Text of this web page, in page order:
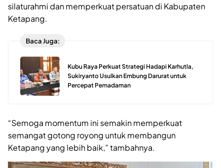
silaturahmi dan memperkuat persatuan di Kabupaten
Ketapang.
Baca Juga:
Kubu Raya Perkuat Strategi Hadapi Karhutla,
Sukiryanto Usulkan Embung Darurat untuk
Percepat Pemadaman
“Semoga momentum ini semakin memperkuat
semangat gotong royong untuk membangun
Ketapang yang lebih baik,” tambahnya.